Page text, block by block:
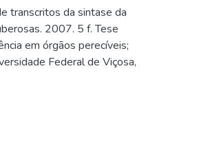
transcritos da sintase da
2007. 5 f. Tese
em órgãos perecíveis;
Federal de Viçosa,